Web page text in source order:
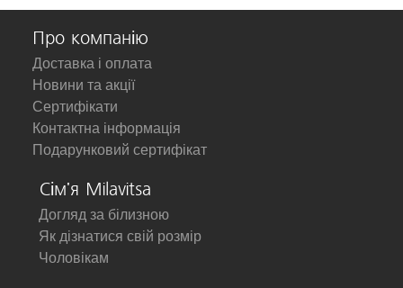
Про компанію
Доставка і оплата
Новини та акції
Сертифікати
Контактна інформація
Подарунковий сертифікат
Сім'я Milavitsa
Догляд за білизною
Як дізнатися свій розмір
Чоловікам